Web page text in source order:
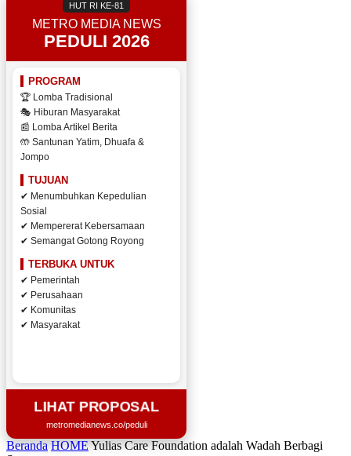
HUT RI KE-81
METRO MEDIA NEWS
PEDULI 2026
PROGRAM
🏆 Lomba Tradisional
🎭 Hiburan Masyarakat
📰 Lomba Artikel Berita
🤲 Santunan Yatim, Dhuafa &
Jompo
TUJUAN
✔ Menumbuhkan Kepedulian
Sosial
✔ Mempererat Kebersamaan
✔ Semangat Gotong Royong
TERBUKA UNTUK
✔ Pemerintah
✔ Perusahaan
✔ Komunitas
✔ Masyarakat
LIHAT PROPOSAL
metromedianews.co/peduli
Beranda HOMEYulias Care Foundation adalah Wadah Berbagi